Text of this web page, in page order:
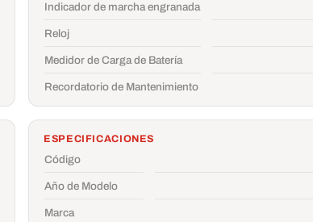
Indicador de marcha engranada
Reloj
Medidor de Carga de Batería
Recordatorio de Mantenimiento
ESPECIFICACIONES
Código
Año de Modelo
Marca